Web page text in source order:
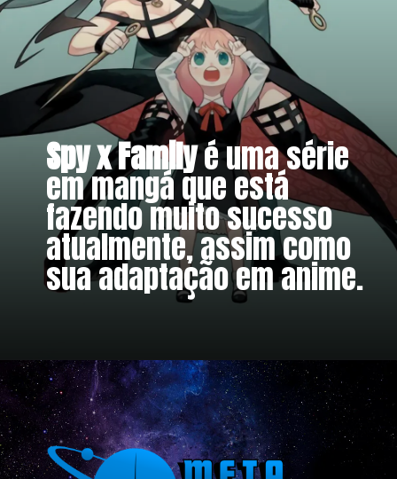
Spy x Family é uma série
em mangá que está
fazendo muito sucesso
atualmente, assim como
sua adaptação em anime.